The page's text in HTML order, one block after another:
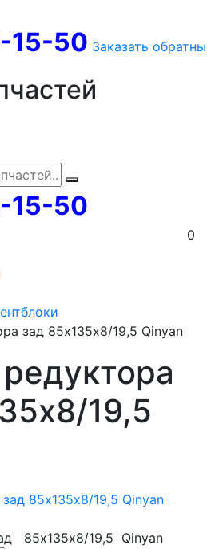
15-50 Заказать
15-50
0
зад 85х135х8/19,5 Qinyan
19,5
85х135х8/19,5 Qinyan